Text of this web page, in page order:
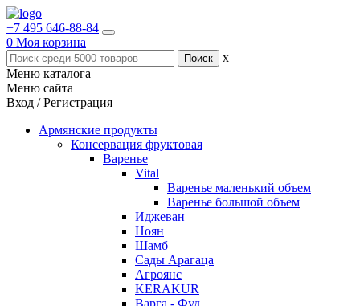
+7 495 646-88-84
0 Моя корзина
x
Меню каталога
Меню сайта
Вход / Регистрация
Армянские продукты
Консервация фруктовая
Варенье
Vital
Варенье маленький объем
Варенье большой объем
Иджеван
Ноян
Шамб
Сады Арагаца
Агроянс
KERAKUR
Варга - Фуд